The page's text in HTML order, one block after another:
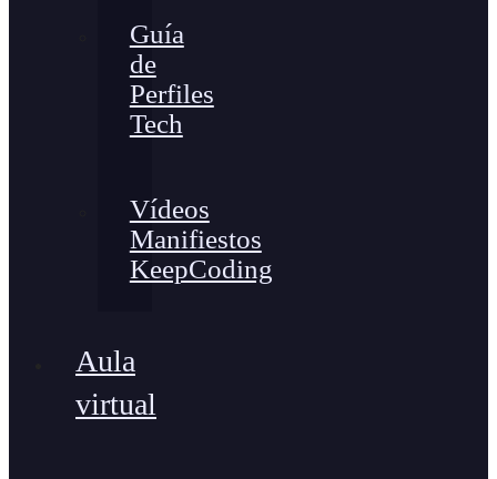
Guía
de
Perfiles
Tech
Vídeos
Manifiestos
KeepCoding
Aula
virtual